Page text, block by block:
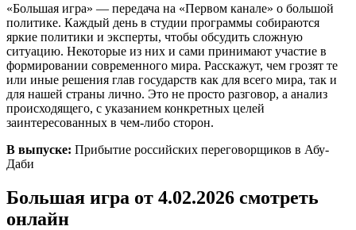
«Большая игра» — передача на «Первом канале» о большой
политике. Каждый день в студии программы собираются
яркие политики и эксперты, чтобы обсудить сложную
ситуацию. Некоторые из них и сами принимают участие в
формировании современного мира. Расскажут, чем грозят те
или иные решения глав государств как для всего мира, так и
для нашей страны лично. Это не просто разговор, а анализ
происходящего, с указанием конкретных целей
заинтересованных в чем-либо сторон.
В выпуске: Прибытие российских переговорщиков в Абу-
Даби
Большая игра от 4.02.2026 смотреть
онлайн